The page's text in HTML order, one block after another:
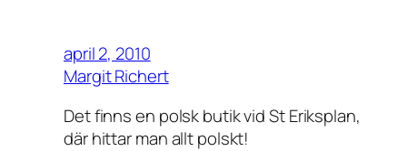
april 2, 2010
Margit Richert
Det finns en polsk butik vid St Eriksplan,
där hittar man allt polskt!